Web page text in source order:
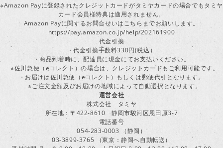
※Amazon Payに登録されたクレジットカードがタミヤカードの場合でもタミヤ
カード会員様特典は適用されません。
Amazon Payに関するお問合せいはこちらまでお願いします。
https://pay.amazon.co.jp/help/202161900
代金引換
・代金引換手数料330円(税込）
・商品到着時に、配達員に現金にてお支払いください。
※佐川急便（eコレクト）の場合は、クレジットカードもご利用可能です。
・お届けは佐川急便（eコレクト）もしくは郵便代引となります。
※ご注文金額及びお届けの地域によって自動選択となります。
運営会社
株式会社 タミヤ
所在地：〒422-8610 静岡市駿河区恩田原3-7
電話番号
054-283-0003 （静岡）
03-3899-3765 （東京：静岡へ自動転送）